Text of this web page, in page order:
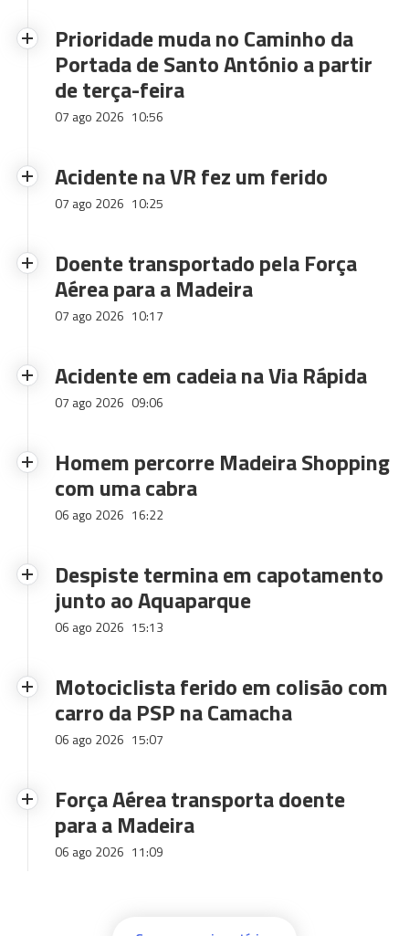
Prioridade muda no Caminho da
Portada de Santo António a partir
de terça-feira
07 ago 2026 10:56
Acidente na VR fez um ferido
07 ago 2026 10:25
Doente transportado pela Força
Aérea para a Madeira
07 ago 2026 10:17
Acidente em cadeia na Via Rápida
07 ago 2026 09:06
Homem percorre Madeira Shopping
com uma cabra
06 ago 2026 16:22
Despiste termina em capotamento
junto ao Aquaparque
06 ago 2026 15:13
Motociclista ferido em colisão com
carro da PSP na Camacha
06 ago 2026 15:07
Força Aérea transporta doente
para a Madeira
06 ago 2026 11:09